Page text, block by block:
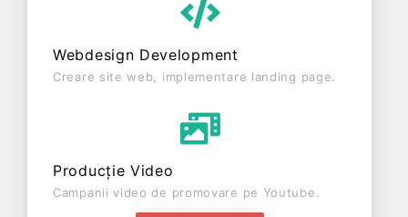
Webdesign Development
Creare site web, implementare landing page.
Producție Video
Campanii video de promovare pe Youtube.